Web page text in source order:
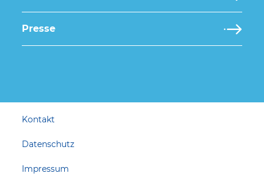
Presse
Kontakt
Datenschutz
Impressum